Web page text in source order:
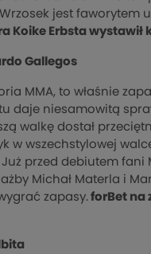
jest faworytem
Koike Erbsta wystawił
Gallegos
MMA, to właśnie
daje niesamowitą
walkę dostał
w wszechstylowej
przed debiutem fani
Michał Materla i
zapasy. forBet na